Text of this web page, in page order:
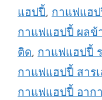
แฮปปี้, กาแฟแฮ
กาแฟแฮปปี้ ผลข้
ติด, กาแฟแฮปปี้
กาแฟแฮปปี้ สาร
กาแฟแฮปปี้ อาก